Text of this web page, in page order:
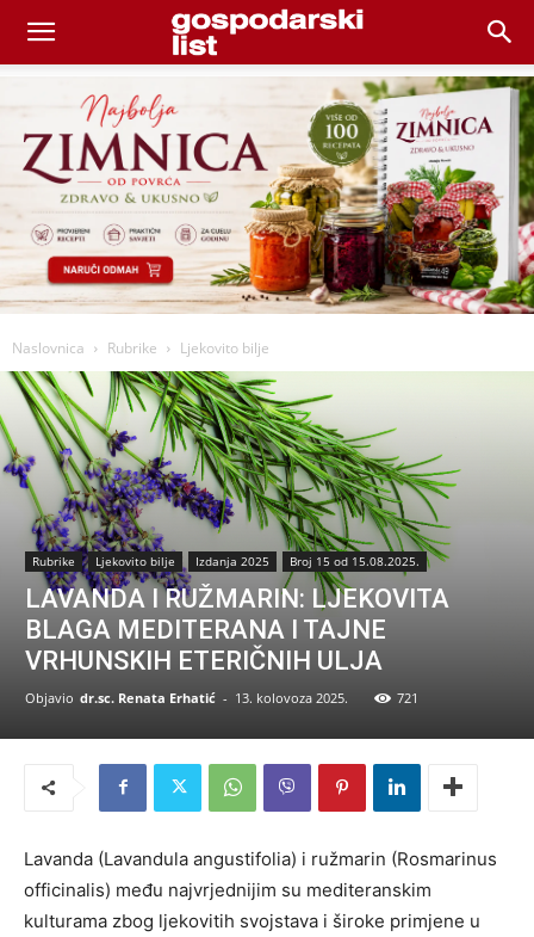
Naslovnica Rubrike Ljekovito bilje
Rubrike Ljekovito bilje Izdanja 2025 Broj 15 od 15.08.2025.
LAVANDA I RUŽMARIN: LJEKOVITA
BLAGA MEDITERANA I TAJNE
VRHUNSKIH ETERIČNIH ULJA
Objavio dr.sc. Renata Erhatić - 13. kolovoza 2025. 721
Lavanda (Lavandula angustifolia) i ružmarin (Rosmarinus
officinalis) među najvrjednijim su mediteranskim
kulturama zbog ljekovitih svojstava i široke primjene u